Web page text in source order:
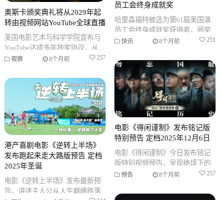
员工会终身成就奖
哈里森福特被选为第61届美国演
员工会终身成就奖获得者，颁奖
典礼将于2026年3月1日在洛杉矶
快讯 8个月前 251
奥斯卡颁奖典礼将从2029年起
转由视频网站YouTube全球直播
美国电影艺术与科学学院宣布与
YouTube达成多年独家协议，从
2029年第101届颁奖典礼起，奥斯
观察 8个月前 257
电影《得闲谨制》发布铭记版
特别预告 定档2025年12月6日
电影《得闲谨制》今日发布铭记
版特别视频预告，呈现绝境下的
意志比拼。影片已正式定档，将
预告 8个月前 257
港产喜剧电影《逆转上半场》
发布跑起来走大路版预告 定档
2025年圣诞
电影《逆转上半场》发布最新预
告，讲述主人公从人生巅峰跌落